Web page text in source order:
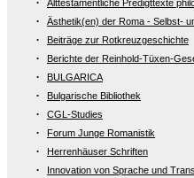
Alttestamentliche Predigttexte
Ästhetik(en) der Roma - Selbst-
Beiträge zur Rotkreuzgeschichte
Berichte der Reinhold-Tüxen-
BULGARICA
Bulgarische Bibliothek
CGL-Studies
Forum Junge Romanistik
Herrenhäuser Schriften
Innovation von Sprache und